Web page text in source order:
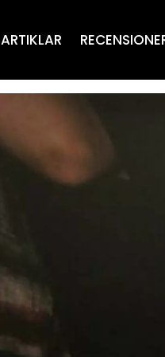
ARTIKLAR